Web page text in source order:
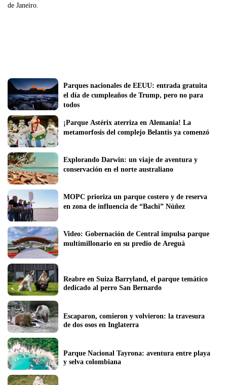
de Janeiro.
Parques nacionales de EEUU: entrada gratuita
el día de cumpleaños de Trump, pero no para
todos
¡Parque Astérix aterriza en Alemania! La
metamorfosis del complejo Belantis ya comenzó
Explorando Darwin: un viaje de aventura y
conservación en el norte australiano
MOPC prioriza un parque costero y de reserva
en zona de influencia de “Bachi” Núñez
Video: Gobernación de Central impulsa parque
multimillonario en su predio de Areguá
Reabre en Suiza Barryland, el parque temático
dedicado al perro San Bernardo
Escaparon, comieron y volvieron: la travesura
de dos osos en Inglaterra
Parque Nacional Tayrona: aventura entre playa